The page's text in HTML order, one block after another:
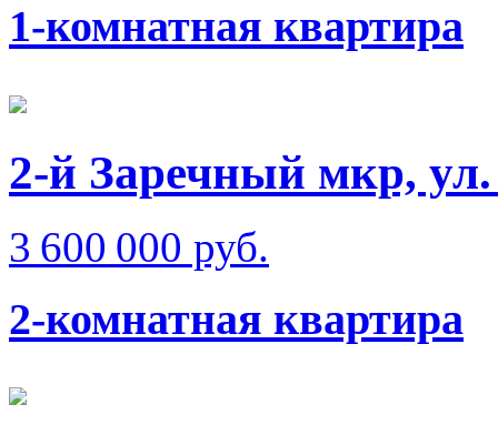
1-комнатная квартира
2-й Заречный мкр,
3 600 000 руб.
2-комнатная квартира